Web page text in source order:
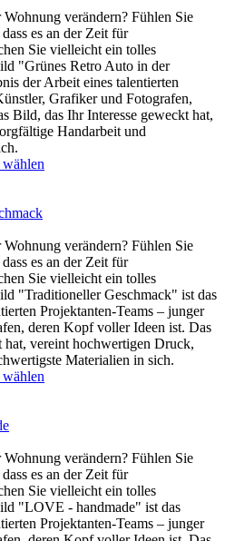
verändern? Fühlen Sie
es an der Zeit für
Sie vielleicht ein tolles
"Grünes Retro Auto in der
der Arbeit eines talentierten
Grafiker und Fotografen,
Bild, das Ihr Interesse geweckt hat,
Handarbeit und
verändern? Fühlen Sie
es an der Zeit für
Sie vielleicht ein tolles
"Traditioneller Geschmack" ist das
Projektanten-Teams – junger
deren Kopf voller Ideen ist. Das
vereint hochwertigen Druck,
Materialien in sich.
verändern? Fühlen Sie
es an der Zeit für
Sie vielleicht ein tolles
"LOVE - handmade" ist das
Projektanten-Teams – junger